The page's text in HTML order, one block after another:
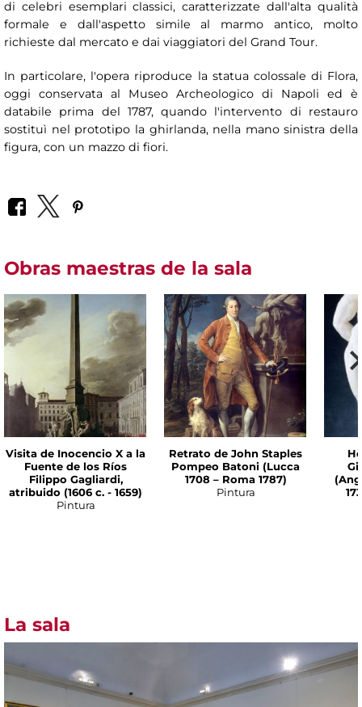
di celebri esemplari classici, caratterizzate dall'alta qualità
formale e dall'aspetto simile al marmo antico, molto
richieste dal mercato e dai viaggiatori del Grand Tour.
In particolare, l'opera riproduce la statua colossale di Flora,
oggi conservata al Museo Archeologico di Napoli ed è
databile prima del 1787, quando l'intervento di restauro
sostituì nel prototipo la ghirlanda, nella mano sinistra della
figura, con un mazzo di fiori.
Obras maestras de la sala
Visita de Inocencio X a la
Fuente de los Ríos
Filippo Gagliardi,
atribuido (1606 c. - 1659)
Pintura
Retrato de John Staples
Pompeo Batoni (Lucca
1708 – Roma 1787)
Pintura
La sala